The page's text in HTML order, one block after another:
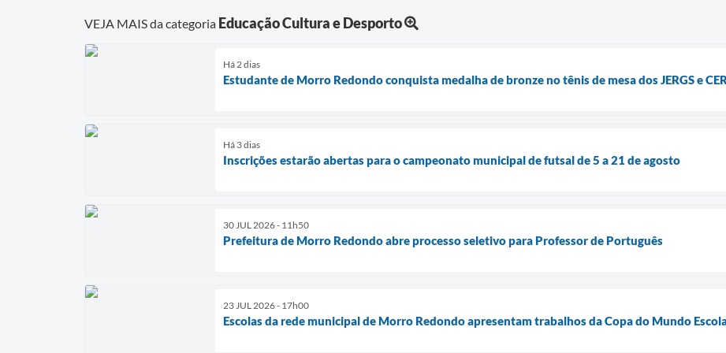
VEJA MAIS da categoria Educação Cultura e Desporto
Há 2 dias
Estudante de Morro Redondo conquista medalha de bronze no tênis de mesa dos JERGS e
Há 3 dias
Inscrições estarão abertas para o campeonato municipal de futsal de 5 a 21 de agosto
30 JUL 2026 - 11h50
Prefeitura de Morro Redondo abre processo seletivo para Professor de Português
23 JUL 2026 - 17h00
Escolas da rede municipal de Morro Redondo apresentam trabalhos da Copa do Mundo